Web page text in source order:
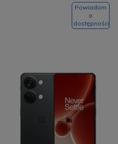
Powiadom
o
dostępności